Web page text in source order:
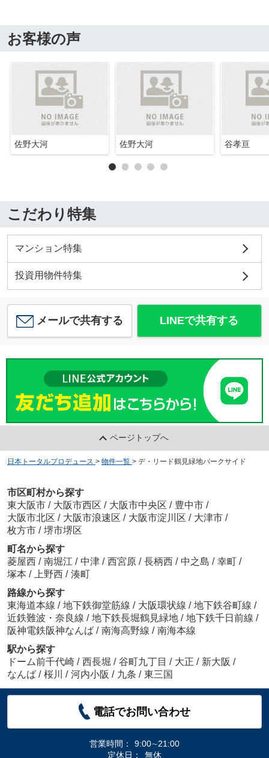
お客様の声
佐野大河 佐野大河 谷孝亘
こだわり特集
マンション特集
投資用物件特集
メールで共有する LINEで共有する
ページトップへ
日本トータルプロデュース > 物件一覧 > デ・リード鶴見緑地パークサイド
市区町村から探す
東大阪市 / 大阪市西区 / 大阪市中央区 / 豊中市 /
大阪市北区 / 大阪市浪速区 / 大阪市淀川区 / 大津市 /
枚方市 / 堺市堺区
町名から探す
菱屋西 / 南堀江 / 中津 / 西宮原 / 長柄西 / 中之島 / 幸町 /
塚本 / 上野西 / 湊町
路線から探す
東海道本線 / 地下鉄御堂筋線 / 大阪環状線 / 地下鉄谷町線 /
近鉄難波・奈良線 / 地下鉄長堀鶴見緑地 / 地下鉄千日前線 /
阪神電鉄阪神なんば / 南海高野線 / 南海本線
駅から探す
ドーム前千代崎 / 西長堀 / 谷町九丁目 / 大正 / 新大阪 /
なんば / 桜川 / 河内小阪 / 九条 / 東三国
電話でお問い合わせ
営業時間：
9:00∼21:00
定休日：
無休